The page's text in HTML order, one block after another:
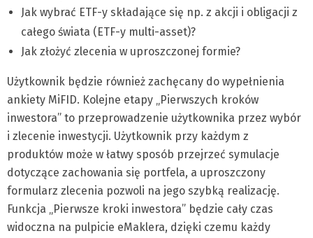
Jak wybrać ETF-y składające się np. z akcji i obligacji z
całego świata (ETF-y multi-asset)?
Jak złożyć zlecenia w uproszczonej formie?
Użytkownik będzie również zachęcany do wypełnienia
ankiety MiFID. Kolejne etapy „Pierwszych kroków
inwestora” to przeprowadzenie użytkownika przez wybór
i zlecenie inwestycji. Użytkownik przy każdym z
produktów może w łatwy sposób przejrzeć symulacje
dotyczące zachowania się portfela, a uproszczony
formularz zlecenia pozwoli na jego szybką realizację.
Funkcja „Pierwsze kroki inwestora” będzie cały czas
widoczna na pulpicie eMaklera, dzięki czemu każdy